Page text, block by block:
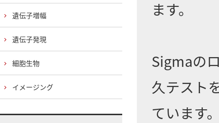
ます。
Sigmaの
久テスト
ています
遺伝子増幅
遺伝子発現
細胞生物
イメージング